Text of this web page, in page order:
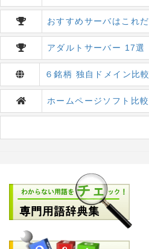
おすすめサーバはこれだ
アダルトサーバー 17選
６銘柄 独自ドメイン比較
ホームページソフト比較